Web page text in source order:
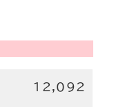
12,092